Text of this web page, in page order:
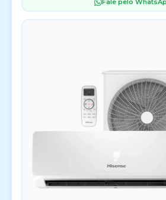
Fale pelo